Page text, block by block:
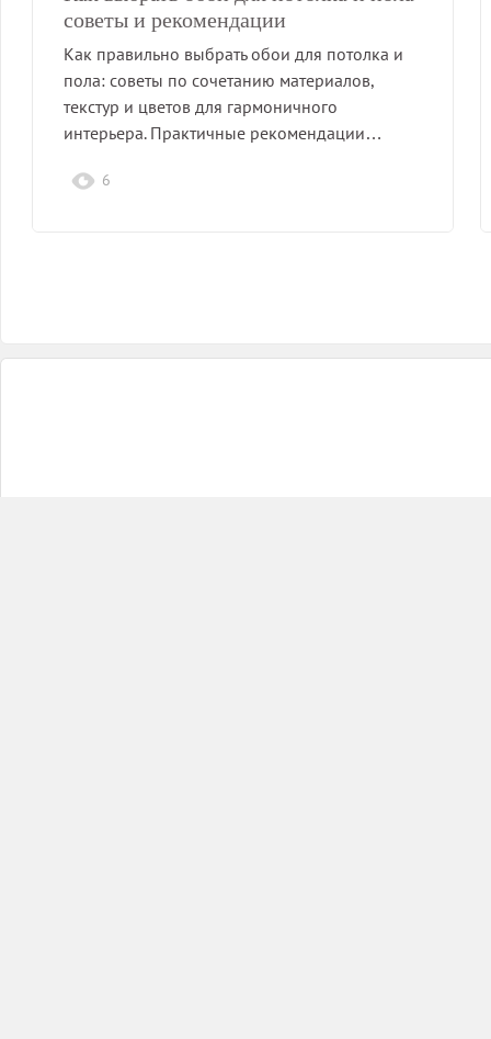
советы и рекомендации
Как правильно выбрать обои для потолка и
пола: советы по сочетанию материалов,
текстур и цветов для гармоничного
интерьера. Практичные рекомендации…
6